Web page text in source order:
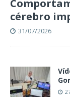
cérebro
31/07/2026